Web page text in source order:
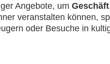
Angebote, um
veranstalten können,
oder Besuche in